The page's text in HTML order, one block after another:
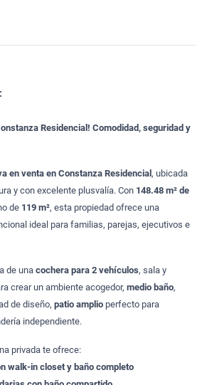
Residencial! Comodidad, seguridad y
en venta en Constanza Residencial , ubicada
y con excelente plusvalía. Con 148.48 m² de
de 119 m², esta propiedad ofrece una
ideal para familias, parejas, ejecutivos e
de unacochera para 2 vehículos, sala y
crear un ambiente acogedor, medio baño,
de diseño, patio amplio perfecto para
independiente.
privada te ofrece:
walk-in closet y baño completo